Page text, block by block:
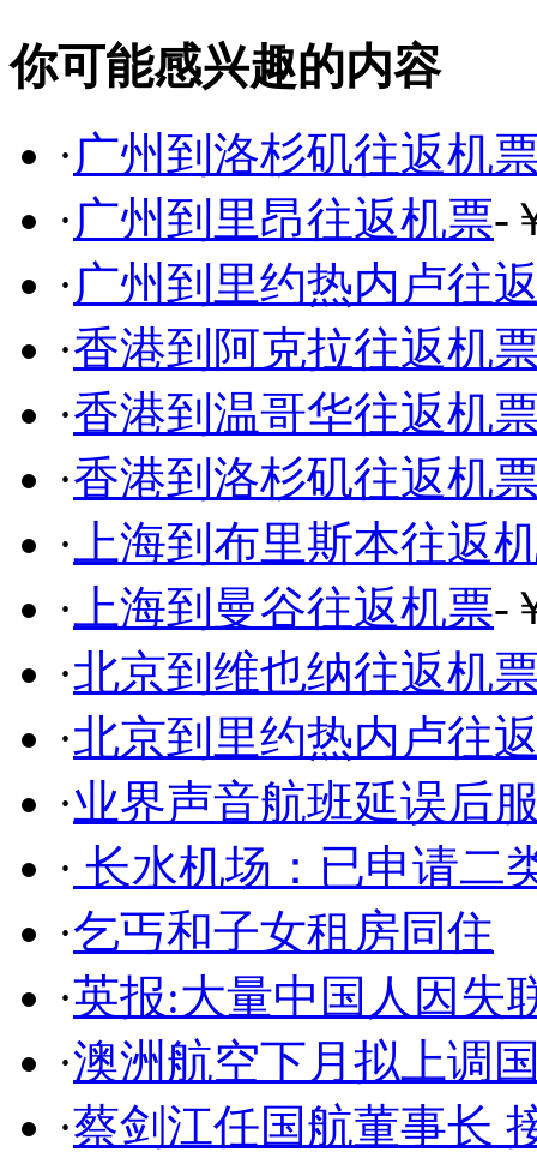
你可能感兴趣的内容
·广州到洛杉矶往返机
·广州到里昂往返机票-
·广州到里约热内卢往
·香港到阿克拉往返机
·香港到温哥华往返机
·香港到洛杉矶往返机
· 上海到布里斯本往返
· 上海到曼谷往返机票-
·北京到维也纳往返机
·北京到里约热内卢往
·业界声音航班延误后
· 长水机场：已申请二
·乞丐和子女租房同住
·英报:大量中国人因失
·澳洲航空下月拟上调
·蔡剑江任国航董事长